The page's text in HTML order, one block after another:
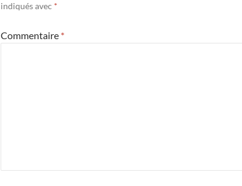
indiqués avec *
Commentaire *